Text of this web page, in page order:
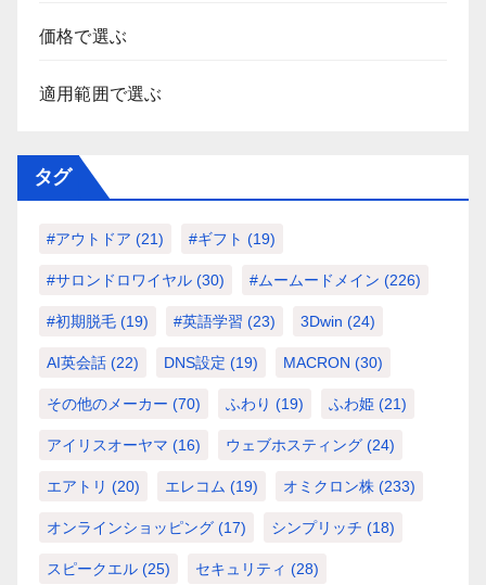
価格で選ぶ
適用範囲で選ぶ
タグ
#アウトドア (21) #ギフト (19)
#サロンドロワイヤル (30) #ムームードメイン (226)
#初期脱毛 (19) #英語学習 (23) 3Dwin (24)
AI英会話 (22) DNS設定 (19) MACRON (30)
その他のメーカー (70) ふわり (19) ふわ姫 (21)
アイリスオーヤマ (16) ウェブホスティング (24)
エアトリ (20) エレコム (19) オミクロン株 (233)
オンラインショッピング (17) シンプリッチ (18)
スピークエル (25) セキュリティ (28)